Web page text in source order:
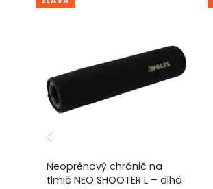
Neoprénový chránič na
tlmič NEO SHOOTER L – dlhá